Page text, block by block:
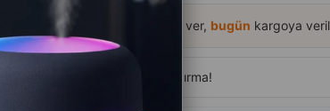
05:31:54 içinde sipariş ver, bugün kargoya
ziyaret etti